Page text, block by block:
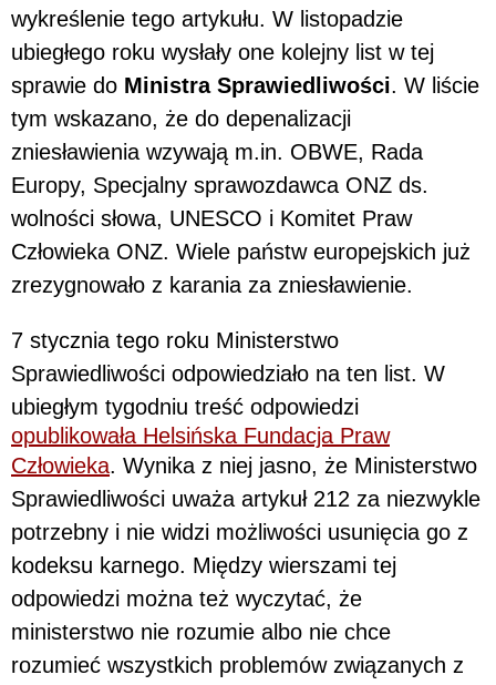
wykreślenie tego artykułu. W listopadzie
ubiegłego roku wysłały one kolejny list w tej
sprawie do Ministra Sprawiedliwości. W liście
tym wskazano, że do depenalizacji
zniesławienia wzywają m.in. OBWE, Rada
Europy, Specjalny sprawozdawca ONZ ds.
wolności słowa, UNESCO i Komitet Praw
Człowieka ONZ. Wiele państw europejskich już
zrezygnowało z karania za zniesławienie.
7 stycznia tego roku Ministerstwo
Sprawiedliwości odpowiedziało na ten list. W
ubiegłym tygodniu treść odpowiedzi
opublikowała Helsińska Fundacja Praw
Człowieka. Wynika z niej jasno, że Ministerstwo
Sprawiedliwości uważa artykuł 212 za niezwykle
potrzebny i nie widzi możliwości usunięcia go z
kodeksu karnego. Między wierszami tej
odpowiedzi można też wyczytać, że
ministerstwo nie rozumie albo nie chce
rozumieć wszystkich problemów związanych z